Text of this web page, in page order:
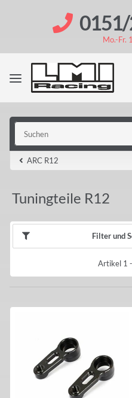
Mo.-Fr.
ARC R12
Tuningteile R12
Filter und
Artikel 1